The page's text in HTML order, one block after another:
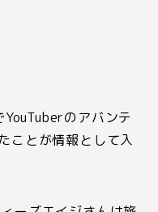
YouTuberのアバンテ
ことが情報として入